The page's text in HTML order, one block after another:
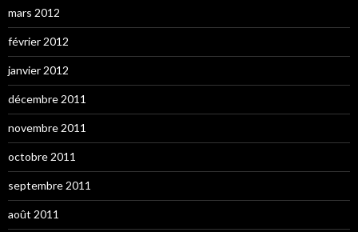
mars 2012
février 2012
janvier 2012
décembre 2011
novembre 2011
octobre 2011
septembre 2011
août 2011